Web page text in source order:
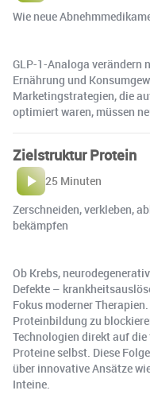
Wie neue
GLP-1-Analoga verändern
Ernährung und
Marketingstrategien, die
optimiert waren, müssen
Zielstruktur Protein
25 Minuten
Zerschneiden, verkleben,
bekämpfen
Ob Krebs,
Defekte –
Fokus moderner
Proteinbildung zu
Technologien direkt auf
Proteine selbst. Diese
über innovative Ansätze
Inteine.